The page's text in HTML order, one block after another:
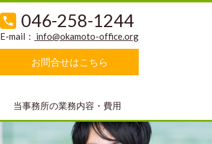
046-258-1244
E-mail： info@okamoto-office.org
お問合せはこちら
当事務所の業務内容・費用